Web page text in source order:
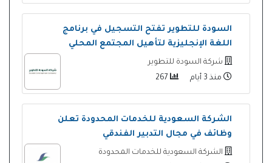
السودة للتطوير تفتح التسجيل في برنامج
اللغة الإنجليزية لتأهيل المجتمع المحلي
شركة السودة للتطوير
منذ 3 أيام
الشركة السعودية للخدمات المحدودة تعلن
وظائف في مجال التدبير الفندقي
الشركة السعودية للخدمات المحدودة